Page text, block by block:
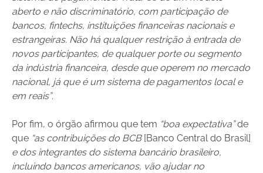
aberto e não discriminatório, com participação de
bancos, fintechs, instituições financeiras nacionais e
estrangeiras. Não há qualquer restrição à entrada de
novos participantes, de qualquer porte ou segmento
da indústria financeira, desde que operem no mercado
nacional, já que é um sistema de pagamentos local e
em reais”.
Por fim, o órgão afirmou que tem “boa expectativa”de
que “as contribuições do BCB[Banco Central do Brasil]
e dos integrantes do sistema bancário brasileiro,
incluindo bancos americanos, vão ajudar no